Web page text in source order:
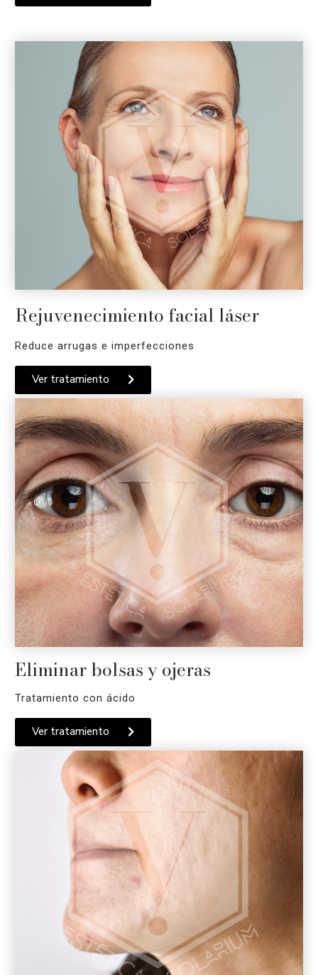
Rejuvenecimiento facial láser
Reduce arrugas e imperfecciones
Ver tratamiento
Eliminar bolsas y ojeras
Tratamiento con ácido
Ver tratamiento